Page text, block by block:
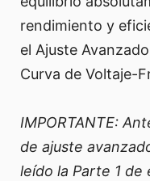
rendimiento y
el Ajuste
Curva de Voltaje-
IMPORTANTE:
de ajuste
leído la Parte 1 de